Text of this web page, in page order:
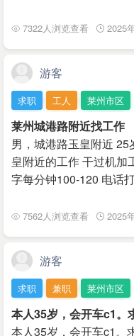
7322人浏览查看 2025
游客
求职 工人 莱州市区
莱州城港路附近找工作
男，城港路玉皇附近
皇附近的工作 干过机加
字每分钟100-120 电话
7562人浏览查看 2025
游客
求职 兼职 莱州市区
本人35岁，会开车c1。
本人35岁，会开车c1。